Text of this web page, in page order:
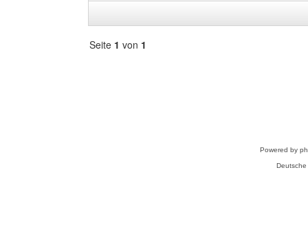
Seite 1 von 1
Powered by